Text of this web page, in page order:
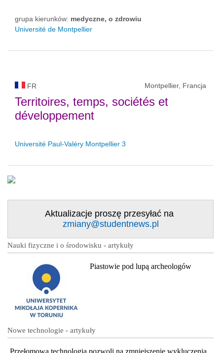
grupa kierunków: medyczne, o zdrowiu
Université de Montpellier
FR Montpellier, Francja
Territoires, temps, sociétés et
développement
Université Paul-Valéry Montpellier 3
Aktualizacje proszę przesyłać na
zmiany@studentnews.pl
Nauki fizyczne i o środowisku - artykuły
Piastowie pod lupą archeologów
Nowe technologie - artykuły
Przełomowa technologia pozwoli na zmniejszenie wykluczenia